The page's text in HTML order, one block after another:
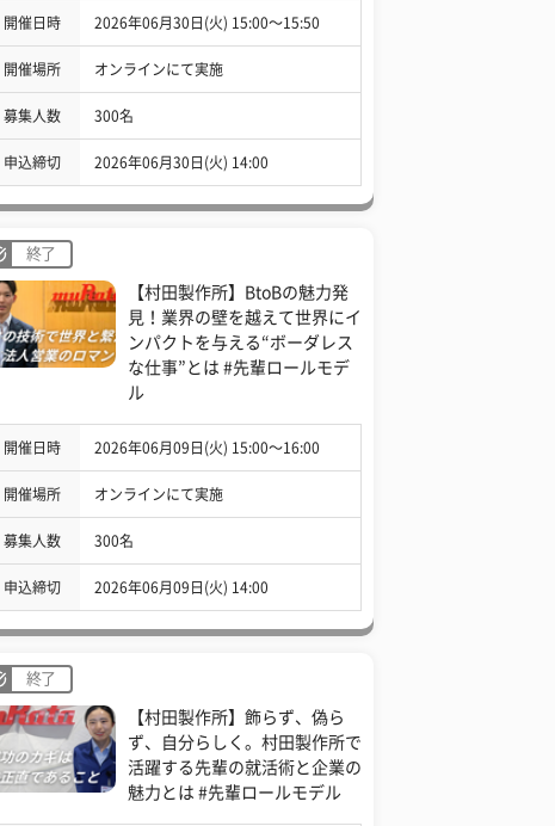
開催日時 2026年06月30日(火) 15:00〜15:50
開催場所 オンラインにて実施
募集人数 300名
申込締切 2026年06月30日(火) 14:00
終了
【村田製作所】BtoBの魅力発
見！業界の壁を越えて世界にイ
ンパクトを与える“ボーダレス
な仕事”とは #先輩ロールモデ
ル
開催日時 2026年06月09日(火) 15:00〜16:00
開催場所 オンラインにて実施
募集人数 300名
申込締切 2026年06月09日(火) 14:00
終了
【村田製作所】飾らず、偽ら
ず、自分らしく。村田製作所で
活躍する先輩の就活術と企業の
魅力とは #先輩ロールモデル